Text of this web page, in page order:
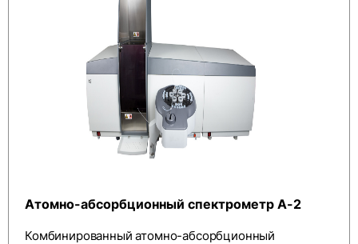
Атомно-абсорбционный спектрометр А-2
Комбинированный атомно-абсорбционный